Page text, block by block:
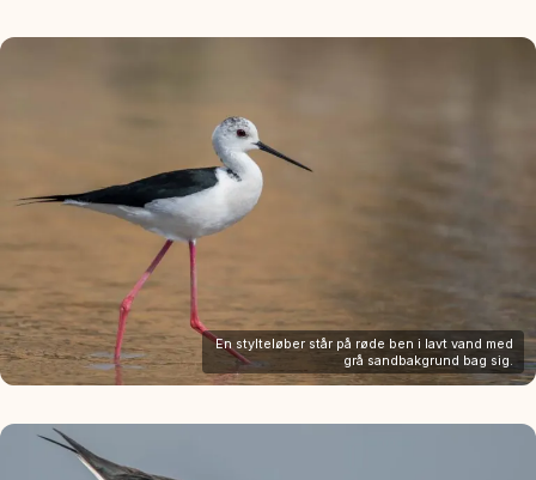
En stylteløber står på røde ben i lavt vand med
grå sandbakgrund bag sig.